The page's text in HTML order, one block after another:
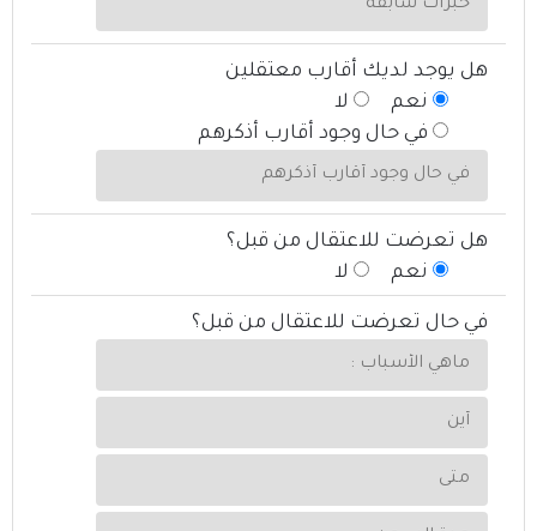
هل يوجد لديك أقارب معتقلين
نعم
لا
في حال وجود أقارب أذكرهم
هل تعرضت للاعتقال من قبل؟
نعم
لا
في حال تعرضت للاعتقال من قبل؟